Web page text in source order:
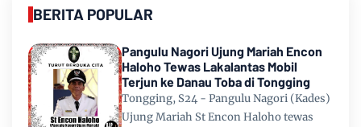
BERITA POPULAR
Pangulu Nagori Ujung Mariah Encon
Haloho Tewas Lakalantas Mobil
Terjun ke Danau Toba di Tongging
Tongging, S24 - Pangulu Nagori (Kades)
Ujung Mariah St Encon Haloho tewas